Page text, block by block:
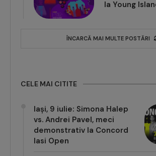
la Young
ÎNCARCĂ MAI MULTE POSTĂRI
CELE MAI CITITE
Iași, 9 iulie: Simona Halep
vs. Andrei Pavel, meci
demonstrativ la Concord
Iasi Open